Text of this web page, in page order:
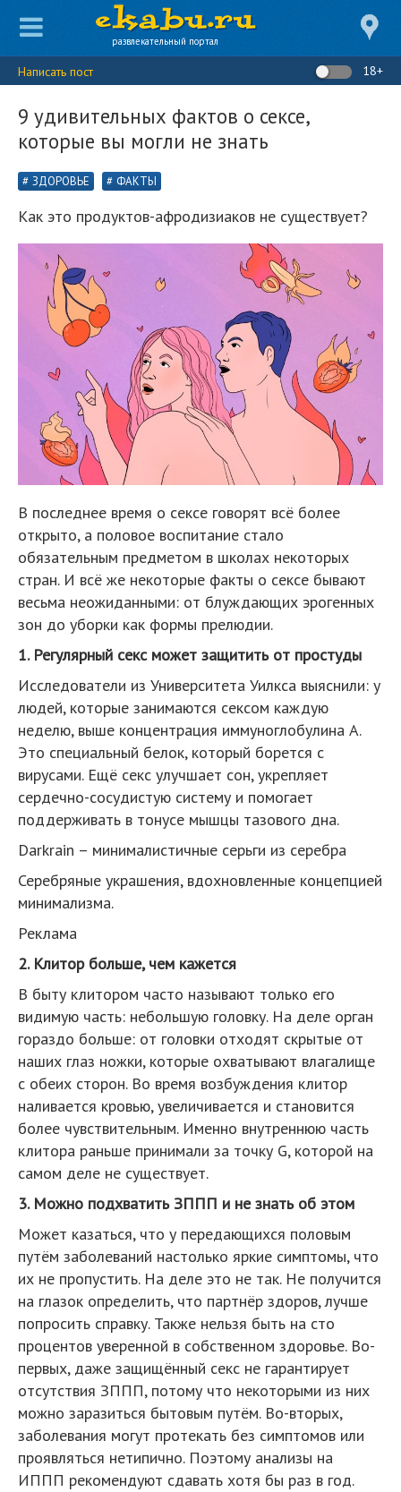
развлекательный портал
Написать пост 18+
9 удивительных фактов о сексе,
которые вы могли не знать
ЗДОРОВЬЕ ФАКТЫ
Как это продуктов-афродизиаков не существует?
В последнее время о сексе говорят всё более
открыто, а половое воспитание стало
обязательным предметом в школах некоторых
стран. И всё же некоторые факты о сексе бывают
весьма неожиданными: от блуждающих эрогенных
зон до уборки как формы прелюдии.
1. Регулярный секс может защитить от простуды
Исследователи из Университета Уилкса выяснили: у
людей, которые занимаются сексом каждую
неделю, выше концентрация иммуноглобулина A.
Это специальный белок, который борется с
вирусами. Ещё секс улучшает сон, укрепляет
сердечно-сосудистую систему и помогает
поддерживать в тонусе мышцы тазового дна.
Darkrain – минималистичные серьги из серебра
Серебряные украшения, вдохновленные концепцией
минимализма.
Реклама
2. Клитор больше, чем кажется
В быту клитором часто называют только его
видимую часть: небольшую головку. На деле орган
гораздо больше: от головки отходят скрытые от
наших глаз ножки, которые охватывают влагалище
с обеих сторон. Во время возбуждения клитор
наливается кровью, увеличивается и становится
более чувствительным. Именно внутреннюю часть
клитора раньше принимали за точку G, которой на
самом деле не существует.
3. Можно подхватить ЗППП и не знать об этом
Может казаться, что у передающихся половым
путём заболеваний настолько яркие симптомы, что
их не пропустить. На деле это не так. Не получится
на глазок определить, что партнёр здоров, лучше
попросить справку. Также нельзя быть на сто
процентов уверенной в собственном здоровье. Во-
первых, даже защищённый секс не гарантирует
отсутствия ЗППП, потому что некоторыми из них
можно заразиться бытовым путём. Во-вторых,
заболевания могут протекать без симптомов или
проявляться нетипично. Поэтому анализы на
ИППП рекомендуют сдавать хотя бы раз в год.